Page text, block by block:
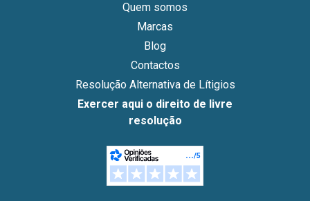
Quem somos
Marcas
Blog
Contactos
Resolução Alternativa de Lítigios
Exercer aqui o direito de livre
resolução